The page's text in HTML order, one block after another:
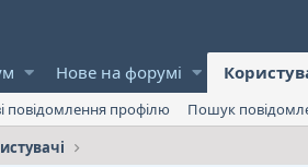
Нове на форумі
повідомлення профілю
Пошук